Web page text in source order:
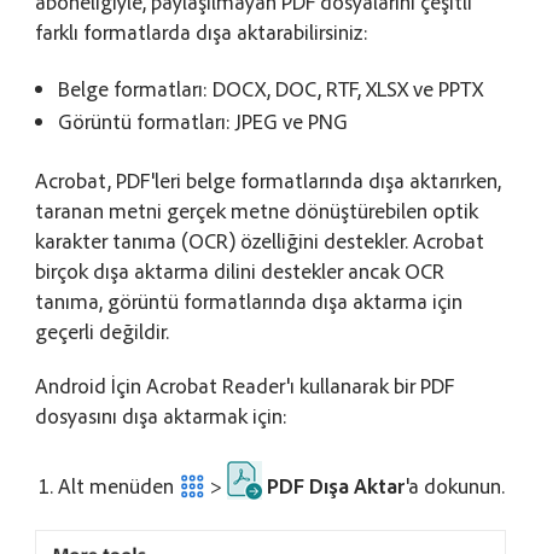
farklı formatlarda dışa aktarabilirsiniz:
Belge formatları: DOCX, DOC, RTF, XLSX ve PPTX
Görüntü formatları: JPEG ve PNG
Acrobat, PDF'leri belge formatlarında dışa aktarırken,
taranan metni gerçek metne dönüştürebilen optik
karakter tanıma (OCR) özelliğini destekler. Acrobat
birçok dışa aktarma dilini destekler ancak OCR
tanıma, görüntü formatlarında dışa aktarma için
geçerli değildir.
Android İçin Acrobat Reader'ı kullanarak bir PDF
dosyasını dışa aktarmak için:
Alt menüden > PDF Dışa Aktar'a dokunun.